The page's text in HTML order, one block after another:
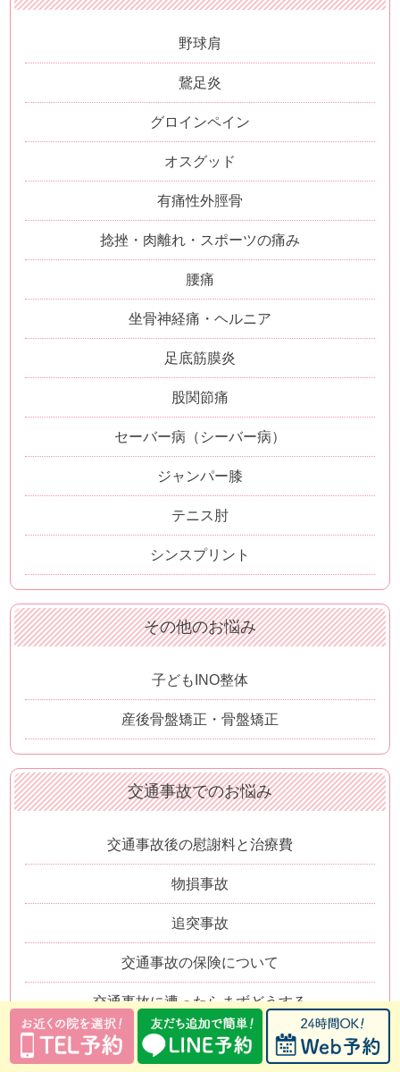
野球肩
鵞足炎
グロインペイン
オスグッド
有痛性外脛骨
捻挫・肉離れ・スポーツの痛み
腰痛
坐骨神経痛・ヘルニア
足底筋膜炎
股関節痛
セーバー病（シーバー病）
ジャンパー膝
テニス肘
シンスプリント
その他のお悩み
子どもINO整体
産後骨盤矯正・骨盤矯正
交通事故でのお悩み
交通事故後の慰謝料と治療費
物損事故
追突事故
交通事故の保険について
交通事故に遭ったらまずどうする
接骨院と整形外科の上手な通院方法